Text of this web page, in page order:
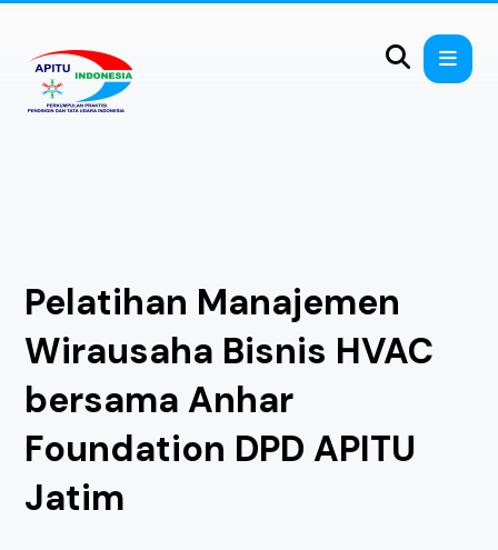
Pelatihan Manajemen
Wirausaha Bisnis HVAC
bersama Anhar
Foundation DPD APITU
Jatim